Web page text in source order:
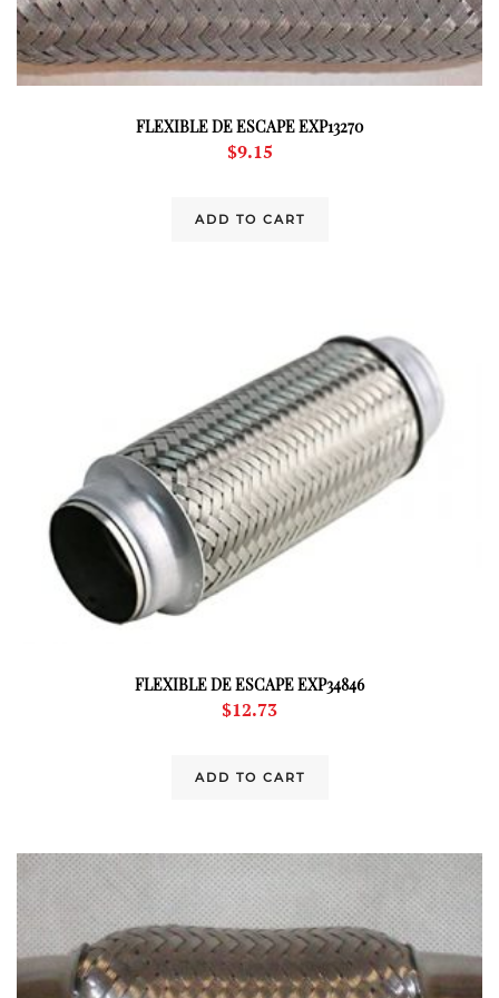
FLEXIBLE DE ESCAPE EXP13270
$9.15
ADD TO CART
FLEXIBLE DE ESCAPE EXP34846
$12.73
ADD TO CART